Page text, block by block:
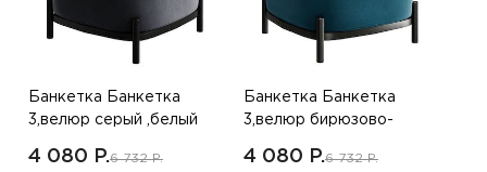
Банкетка Банкетка
3,велюр серый ,белый
4 080 P.6 732 P.
Банкетка Банкетка
3,велюр бирюзово-
капучино
4 080 P.6 732 P.